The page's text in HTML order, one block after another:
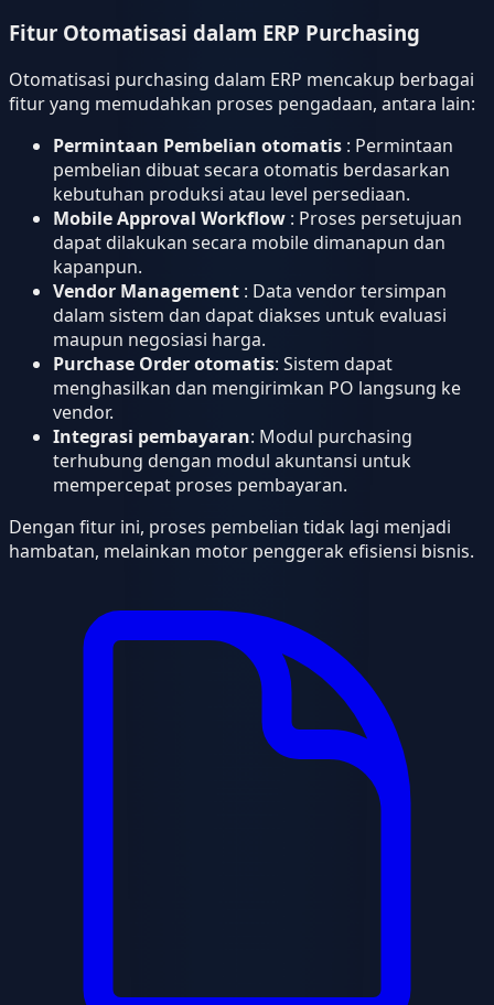
Fitur Otomatisasi dalam ERP Purchasing
Otomatisasi purchasing dalam ERP mencakup berbagai
fitur yang memudahkan proses pengadaan, antara lain:
Permintaan Pembelian otomatis : Permintaan
pembelian dibuat secara otomatis berdasarkan
kebutuhan produksi atau level persediaan.
Mobile Approval Workflow : Proses persetujuan
dapat dilakukan secara mobile dimanapun dan
kapanpun.
Vendor Management : Data vendor tersimpan
dalam sistem dan dapat diakses untuk evaluasi
maupun negosiasi harga.
Purchase Order otomatis: Sistem dapat
menghasilkan dan mengirimkan PO langsung ke
vendor.
Integrasi pembayaran: Modul purchasing
terhubung dengan modul akuntansi untuk
mempercepat proses pembayaran.
Dengan fitur ini, proses pembelian tidak lagi menjadi
hambatan, melainkan motor penggerak efisiensi bisnis.